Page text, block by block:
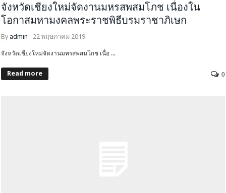
จังหวัดเชียงใหม่จัดงานมหรสพสมโภช เนื่องใน
โอกาสมหามงคลพระราชพิธีบรมราชาภิเษก
By admin 22 พฤษภาคม 2019
จังหวัดเชียงใหม่จัดงานมหรสพสมโภช เนื่อ ...
Read more 0